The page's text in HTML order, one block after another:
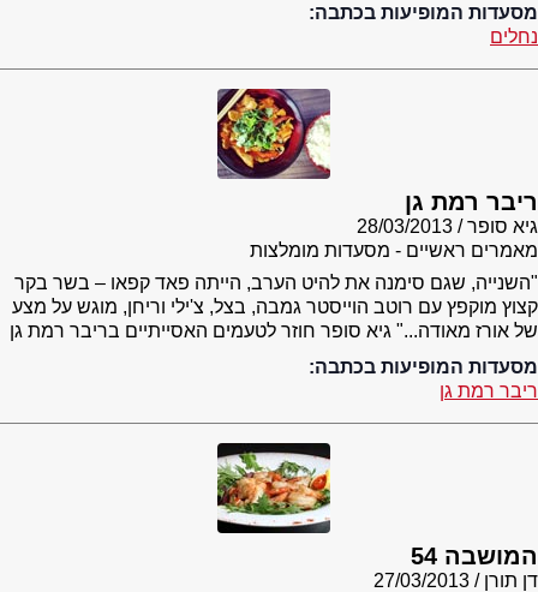
מסעדות המופיעות בכתבה:
נחלים
ריבר רמת גן
גיא סופר
28/03/2013
מאמרים ראשיים - מסעדות מומלצות
"השנייה, שגם סימנה את להיט הערב, הייתה פאד קפאו – בשר בקר
קצוץ מוקפץ עם רוטב הוייסטר גמבה, בצל, צ'ילי וריחן, מוגש על מצע
של אורז מאודה..." גיא סופר חוזר לטעמים האסייתיים בריבר רמת גן
מסעדות המופיעות בכתבה:
ריבר רמת גן
המושבה 54
דן תורן
27/03/2013